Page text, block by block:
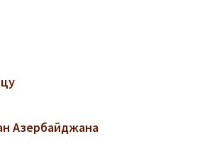
Азербайджана